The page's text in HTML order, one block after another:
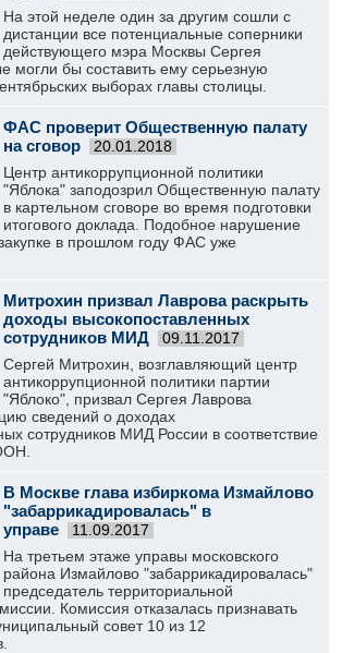
На этой неделе один за другим сошли с
дистанции все потенциальные соперники
действующего мэра Москвы Сергея
могли бы составить ему серьезную
выборах главы столицы.
ФАС проверит Общественную палату
на сговор
20.01.2018
Центр антикоррупционной политики
"Яблока" заподозрил Общественную палату
в картельном сговоре во время подготовки
итогового доклада. Подобное нарушение
в прошлом году ФАС уже
Митрохин призвал Лаврова раскрыть
доходы высокопоставленных
сотрудников МИД
09.11.2017
Сергей Митрохин, возглавляющий центр
антикоррупционной политики партии
"Яблоко", призвал Сергея Лаврова
сведений о доходах
сотрудников МИД России в соответствие
В Москве глава избиркома Измайлово
"забаррикадировалась" в
управе
11.09.2017
На третьем этаже управы московского
района Измайлово "забаррикадировалась"
председатель территориальной
Комиссия отказалась признавать
совет 10 из 12